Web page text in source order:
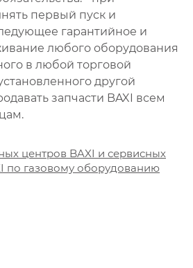
первый пуск и
гарантийное и
любого оборудования
в любой торговой
другой
запчасти BAXI всем
центров BAXI и сервисных
по газовому оборудованию